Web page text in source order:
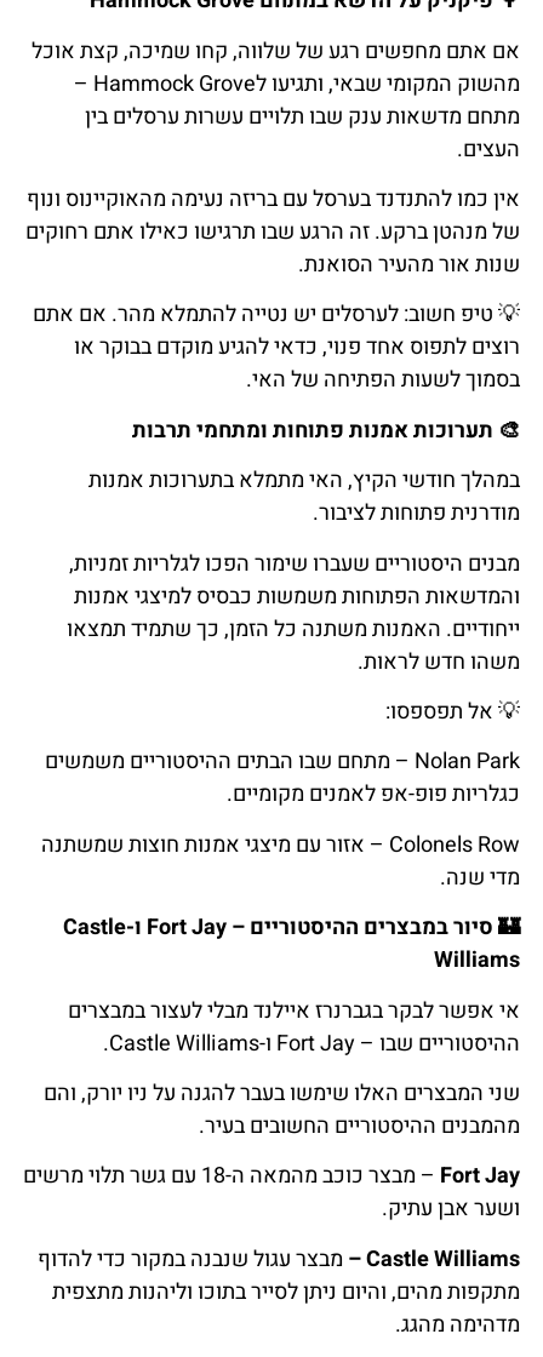
אם אתם מחפשים רגע של שלווה, קחו שמיכה, קצת אוכל
מהשוק המקומי שבאי, ותגיעו לHammock Grove –
מתחם מדשאות ענק שבו תלויים עשרות ערסלים בין
העצים.
אין כמו להתנדנד בערסל עם בריזה נעימה מהאוקיינוס ונוף
של מנהטן ברקע. זה הרגע שבו תרגישו כאילו אתם רחוקים
שנות אור מהעיר הסואנת.
💡טיפ חשוב: לערסלים יש נטייה להתמלא מהר. אם אתם
רוצים לתפוס אחד פנוי, כדאי להגיע מוקדם בבוקר או
בסמוך לשעות הפתיחה של האי.
🎨 תערוכותאמנותפתוחותומתחמיתרבות
במהלך חודשי הקיץ, האי מתמלא בתערוכות אמנות
מודרנית פתוחות לציבור.
מבנים היסטוריים שעברו שימור הפכו לגלריות זמניות,
והמדשאות הפתוחות משמשות כבסיס למיצגי אמנות
ייחודיים. האמנות משתנה כל הזמן, כך שתמיד תמצאו
משהו חדש לראות.
💡אלתפספסו:
Nolan Park – מתחם שבו הבתים ההיסטוריים משמשים
כגלריות פופ-אפ לאמנים מקומיים.
Colonels Row – אזור עם מיצגי אמנות חוצות שמשתנה
מדי שנה.
🏰סיורבמבצרים ההיסטוריים–
Fort Jay ו-Castle
Williams
אי אפשר לבקר בגברנרז איילנד מבלי לעצור במבצרים
ההיסטוריים שבו – Fort Jay ו-Castle Williams.
שני המבצרים האלו שימשו בעבר להגנה על ניו יורק, והם
מהמבנים ההיסטוריים החשובים בעיר.
Fort Jay
– מבצר כוכב מהמאה ה-18 עם גשר תלוי מרשים
ושער אבן עתיק.
Castle Williams –
מבצר עגול שנבנה במקור כדי להדוף
מתקפות מהים, והיום ניתן לסייר בתוכו וליהנות מתצפית
מדהימה מהגג.